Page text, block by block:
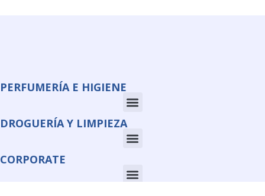
PERFUMERÍA E HIGIENE
DROGUERÍA Y LIMPIEZA
CORPORATE